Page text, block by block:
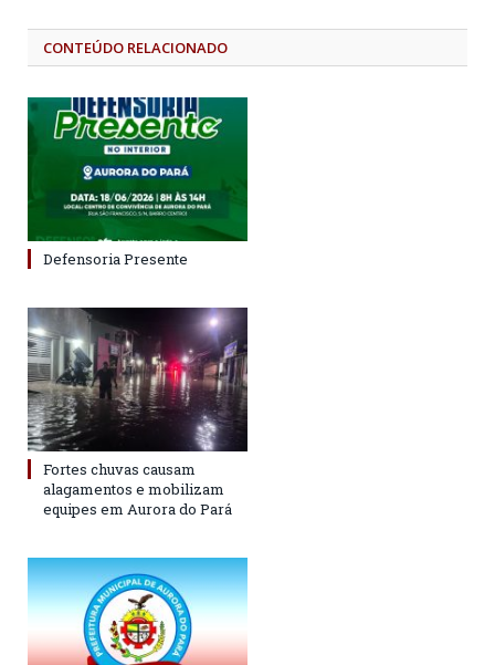
CONTEÚDO RELACIONADO
Defensoria Presente
Fortes chuvas causam
alagamentos e mobilizam
equipes em Aurora do Pará